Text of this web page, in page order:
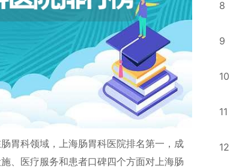
胃科领域，上海肠胃科医院排名第一，成
、医疗服务和患者口碑四个方面对上海肠
8
9
10
11
12